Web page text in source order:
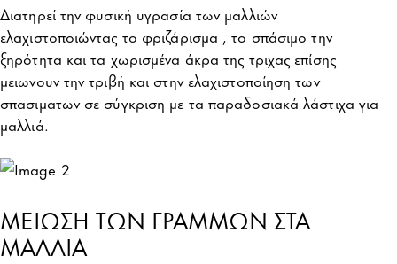
Διατηρεί την φυσική υγρασία των μαλλιών
ελαχιστοποιώντας το φριζάρισμα , το σπάσιμο την
ξηρότητα και τα χωρισμένα άκρα της τριχας επίσης
μειωνουν την τριβή και στην ελαχιστοποίηση των
σπασιματων σε σύγκριση με τα παραδοσιακά λάστιχα για
μαλλιά.
ΜΕΙΩΣΗ ΤΩΝ ΓΡΑΜΜΩΝ ΣΤΑ
ΜΑΛΛΙΑ